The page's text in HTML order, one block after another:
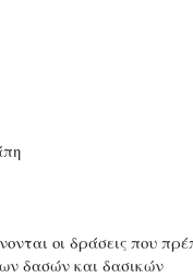
οι δράσεις που
δασών και δασικών